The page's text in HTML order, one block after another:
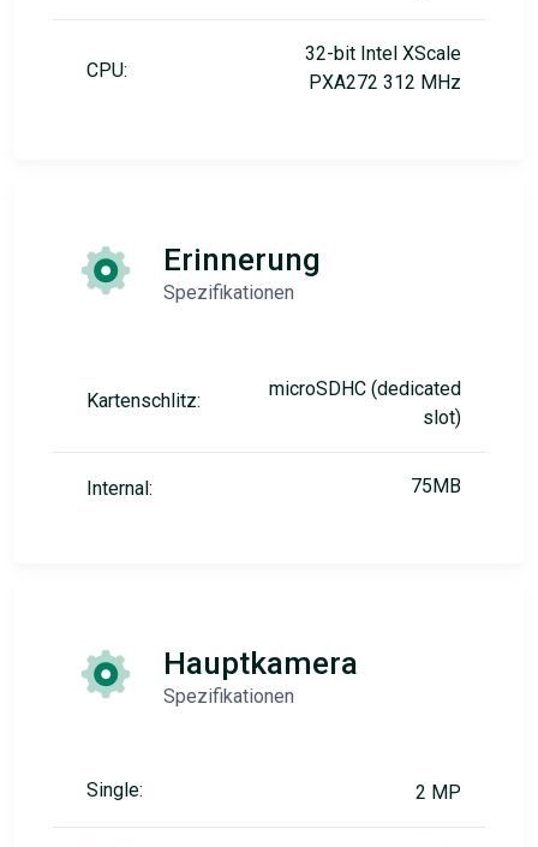
CPU:
32-bit Intel XScale
PXA272 312 MHz
Erinnerung
Spezifikationen
Kartenschlitz:
microSDHC (dedicated
slot)
Internal: 75MB
Hauptkamera
Spezifikationen
Single: 2 MP